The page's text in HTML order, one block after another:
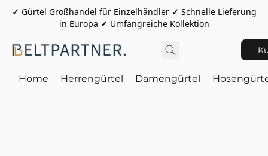
✓ Gürtel Großhandel für Einzelhändler ✓ Schnelle Lieferung
in Europa ✓ Umfangreiche Kollektion
Home Herrengürtel Damengürtel